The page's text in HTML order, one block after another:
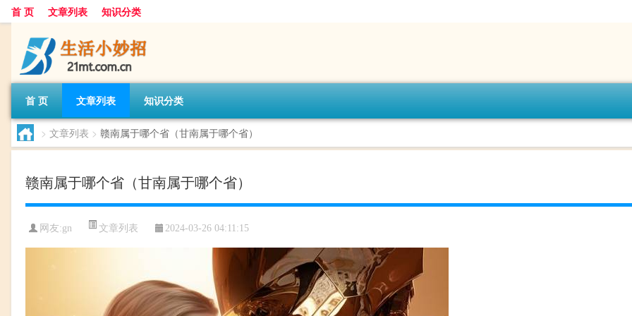
首 页 文章列表 知识分类
首 页 文章列表 知识分类
> 文章列表 > 赣南属于哪个省（甘南属于哪个省）
赣南属于哪个省（甘南属于哪个省）
网友:gn 文章列表 2024-03-26 04:11:15